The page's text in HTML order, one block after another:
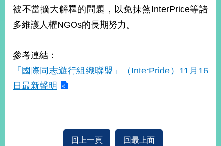
際
傳
播
府
資
公
被不當擴大解釋的問題，以免抹煞InterPride等諸
多維護人權NGOs的長期努力。
參考連結：
「國際同志遊行組織聯盟」（InterPride）11月16
日最新聲明
回上一頁 回最上面